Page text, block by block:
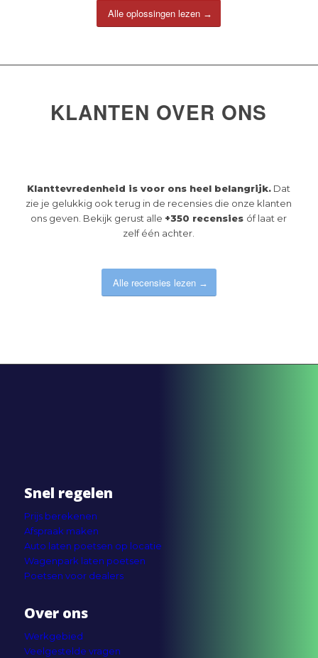
Alle oplossingen lezen
KLANTEN OVER ONS
Klanttevredenheid is voor ons heel belangrijk. Dat
zie je gelukkig ook terug in de recensies die onze klanten
ons geven. Bekijk gerust alle +350 recensies óf laat er
zelf één achter.
Alle recensies lezen
Snel regelen
Prijs berekenen
Afspraak maken
Auto laten poetsen op locatie
Wagenpark laten poetsen
Poetsen voor dealers
Over ons
Werkgebied
Veelgestelde vragen